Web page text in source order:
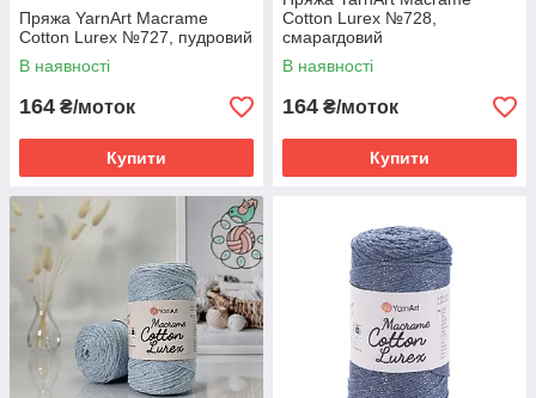
Пряжа YarnArt Macrame
Cotton Lurex №727, пудровий
В наявності
164 ₴/моток
Купити
Cotton Lurex №728,
смарагдовий
В наявності
164 ₴/моток
Купити